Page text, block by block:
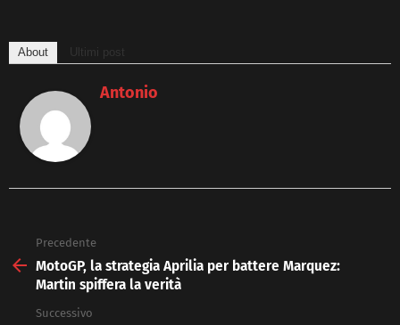
About Ultimi post
Antonio
more
Precedente
MotoGP, la strategia Aprilia per battere Marquez:
Martin spiffera la verità
Successivo